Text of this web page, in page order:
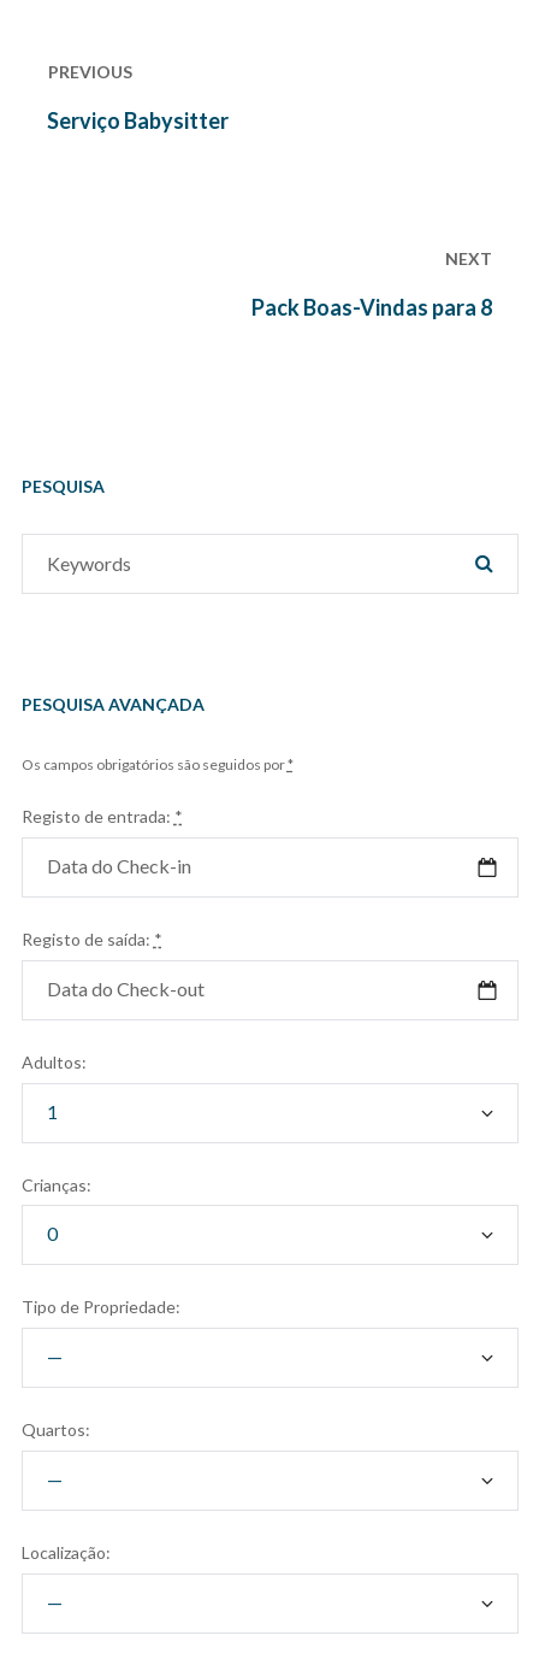
de
artigos
PREVIOUS
Previous
Serviço Babysitter
NEXT
Pack Boas-Vindas para 8
PESQUISA
PESQUISA AVANÇADA
Os campos obrigatórios são seguidos por*
Registo de entrada: *
Registo de saída: *
Adultos:
Crianças:
Tipo de Propriedade:
Quartos:
Localização: